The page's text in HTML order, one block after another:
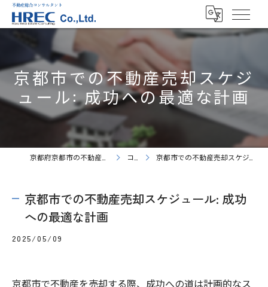
京都市での不動産売却スケジ
ュール: 成功への最適な計画
京都府京都市の不動産売却ならHREC株式会社 コラム 京都市での不動産売却スケジュール: 成功への最適な計画
京都市での不動産売却スケジュール: 成功
への最適な計画
2025/05/09
京都市で不動産を売却する際、成功への道は計画的なス